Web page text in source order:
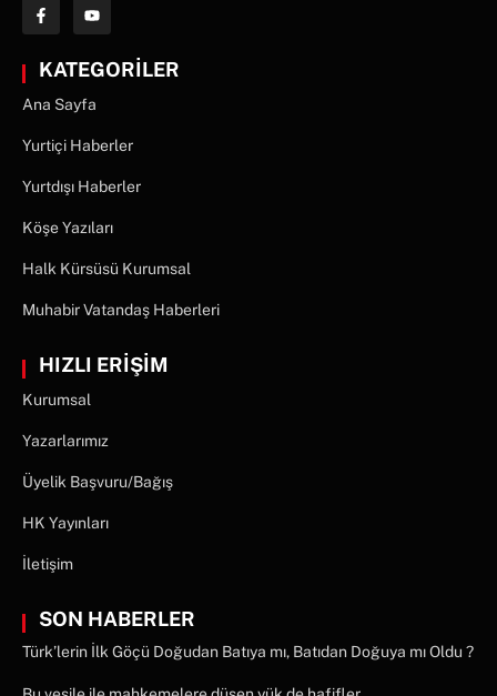
KATEGORİLER
Ana Sayfa
Yurtiçi Haberler
Yurtdışı Haberler
Köşe Yazıları
Halk Kürsüsü Kurumsal
Muhabir Vatandaş Haberleri
HIZLI ERİŞİM
Kurumsal
Yazarlarımız
Üyelik Başvuru/Bağış
HK Yayınları
İletişim
SON HABERLER
Türk’lerin İlk Göçü Doğudan Batıya mı, Batıdan Doğuya mı Oldu ?